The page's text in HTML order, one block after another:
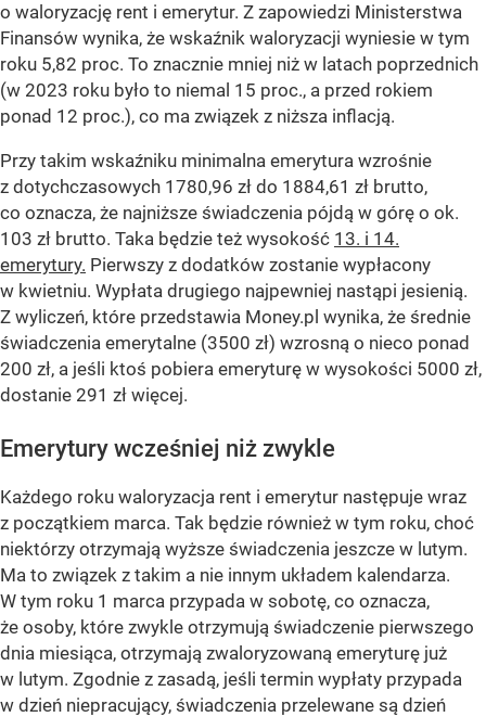
o waloryzację rent i emerytur. Z zapowiedzi Ministerstwa
Finansów wynika, że wskaźnik waloryzacji wyniesie w tym
roku 5,82 proc. To znacznie mniej niż w latach poprzednich
(w 2023 roku było to niemal 15 proc., a przed rokiem
ponad 12 proc.), co ma związek z niższa inflacją.
Przy takim wskaźniku minimalna emerytura wzrośnie
z dotychczasowych 1780,96 zł do 1884,61 zł brutto,
co oznacza, że najniższe świadczenia pójdą w górę o ok.
103 zł brutto. Taka będzie też wysokość 13. i 14.
emerytury. Pierwszy z dodatków zostanie wypłacony
w kwietniu. Wypłata drugiego najpewniej nastąpi jesienią.
Z wyliczeń, które przedstawia Money.pl wynika, że średnie
świadczenia emerytalne (3500 zł) wzrosną o nieco ponad
200 zł, a jeśli ktoś pobiera emeryturę w wysokości 5000 zł,
dostanie 291 zł więcej.
Emerytury wcześniej niż zwykle
Każdego roku waloryzacja rent i emerytur następuje wraz
z początkiem marca. Tak będzie również w tym roku, choć
niektórzy otrzymają wyższe świadczenia jeszcze w lutym.
Ma to związek z takim a nie innym układem kalendarza.
W tym roku 1 marca przypada w sobotę, co oznacza,
że osoby, które zwykle otrzymują świadczenie pierwszego
dnia miesiąca, otrzymają zwaloryzowaną emeryturę już
w lutym. Zgodnie z zasadą, jeśli termin wypłaty przypada
w dzień niepracujący, świadczenia przelewane są dzień